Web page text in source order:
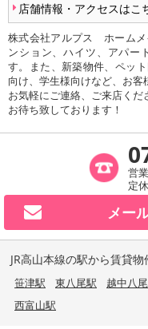
店舗情報・アクセスはこ
株式会社アルプス ホームメ
ンション、ハイツ、アパー
す。また、新築物件、ペッ
向け、学生様向けなど、お客
お気軽にご連絡、ご来店くだ
お待ち致しております！
営
定
メー
JR高山本線の駅から賃貸物
笹津駅 東八尾駅 越中八
西富山駅